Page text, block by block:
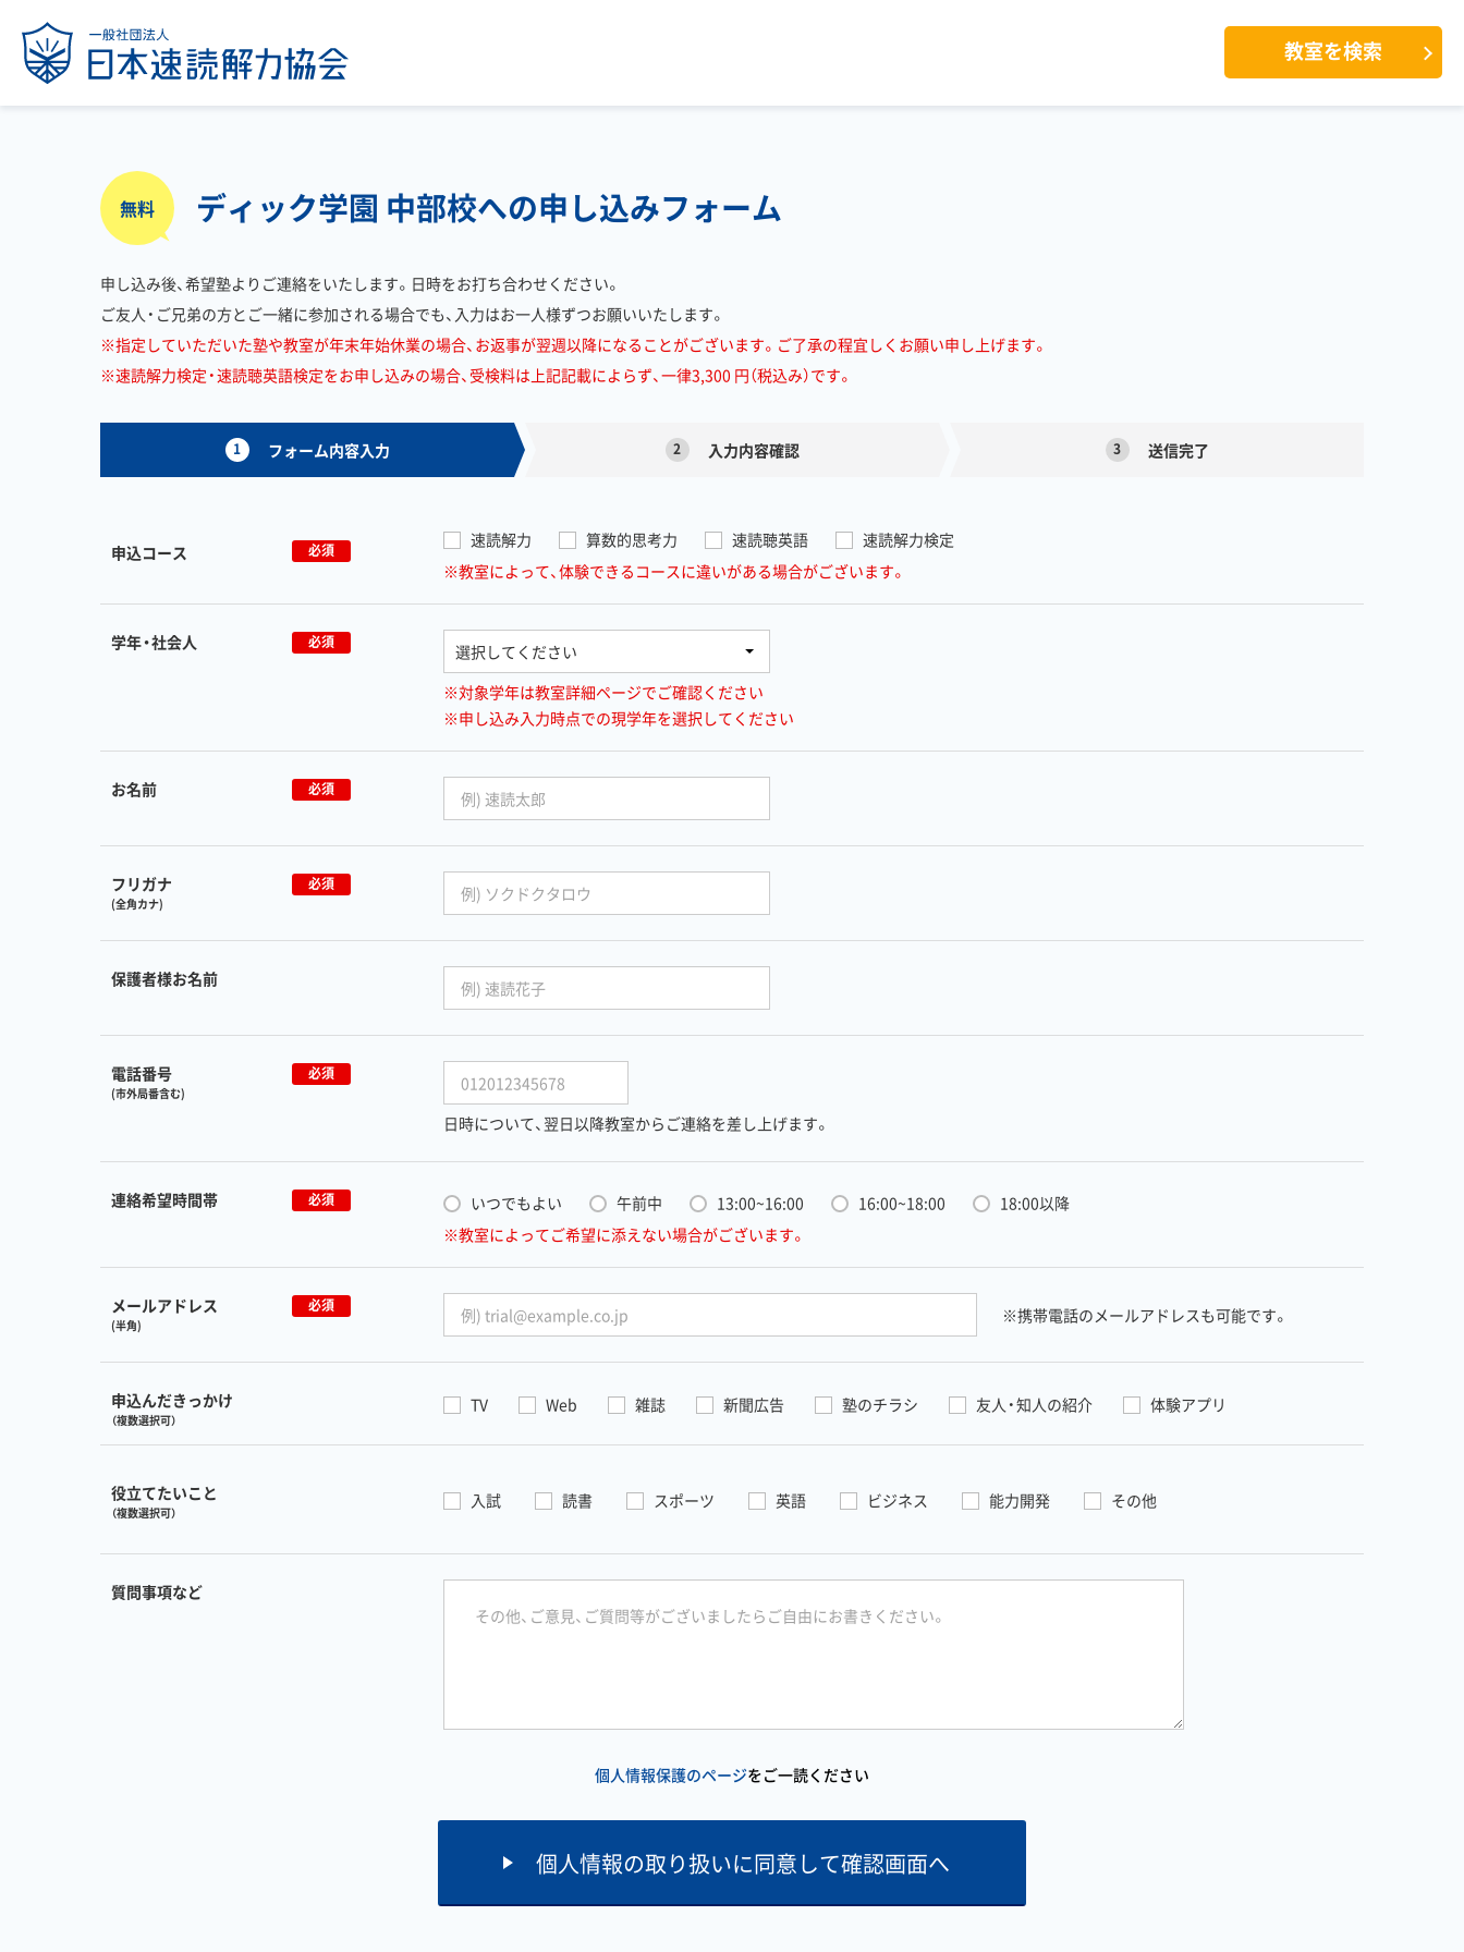
教室を検索
無料 ディック学園 中部校への申し込みフォーム
申し込み後、希望塾よりご連絡をいたします。日時をお打ち合わせください。
ご友人・ご兄弟の方とご一緒に参加される場合でも、入力はお一人様ずつお願いいたします。
※指定していただいた塾や教室が年末年始休業の場合、お返事が翌週以降になることがございます。ご了承の程宜しくお願い申し上げます。
※速読解力検定・速読聴英語検定をお申し込みの場合、受検料は上記記載によらず、一律3,300 円（税込み）です。
1 フォーム内容入力 2 入力内容確認 3 送信完了
申込コース 必須 速読解力 算数的思考力 速読聴英語
速読解力検定
※教室によって、体験できるコースに違いがある場合がございます。
学年・社会人 必須
※対象学年は教室詳細ページでご確認ください
※申し込み入力時点での現学年を選択してください
お名前 必須
フリガナ
(全角カナ)
必須
保護者様お名前
電話番号
(市外局番含む)
必須
日時について、 翌日以降教室からご連絡を差し上げます。
連絡希望時間帯 必須 いつでもよい 午前中 13:00~16:00 16:00~18:00
18:00以降
※教室によってご希望に添えない場合がございます。
メールアドレス
(半角)
必須 ※携帯電話のメールアドレスも可能です。
申込んだきっかけ
（複数選択可）
TV Web 雑誌 新聞広告 塾のチラシ 友人・知人の紹介 体験アプリ
役立てたいこと
（複数選択可）
入試 読書 スポーツ 英語 ビジネス 能力開発 その他
質問事項など
個人情報保護のページをご一読ください